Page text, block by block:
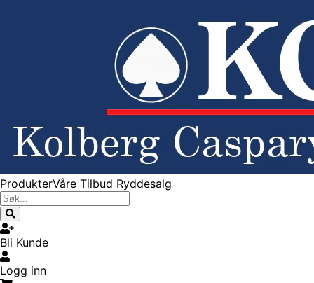
ProdukterVåre Tilbud Ryddesalg
Bli Kunde
Logg inn